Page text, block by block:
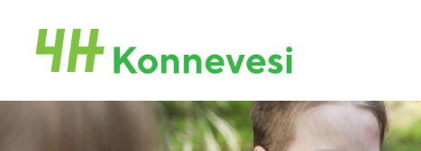
sivun
sisältöön
Konneveden 4H-yhdistys